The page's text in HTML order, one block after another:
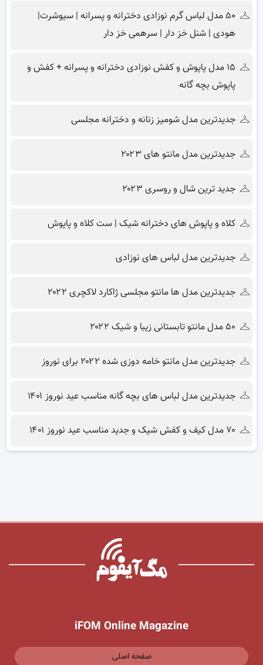
۵۰ مدل لباس گرم نوزادی دخترانه و پسرانه | سیوشرت|
هودی | شنل خز دار | سرهمی خز دار
۱۵ مدل پاپوش و کفش نوزادی دخترانه و پسرانه + کفش و
پاپوش بچه گانه
جدیدترین مدل شومیز زنانه و دخترانه مجلسی
جدیدترین مدل مانتو های ۲۰۲۳
جدید ترین شال و روسری ۲۰۲۳
کلاه و پاپوش های دخترانه شیک | ست کلاه و پاپوش
جدیدترین مدل لباس های نوزادی
جدیدترین مدل ها مانتو مجلسی ژاکارد لاکچری ۲۰۲۲
۵۰ مدل مانتو تابستانی زیبا و شیک ۲۰۲۲
جدیدترین مدل مانتو خامه دوزی شده ۲۰۲۲ برای نوروز
جدیدترین مدل لباس های بچه گانه مناسب عید نوروز ۱۴۰۱
۷۰ مدل کیف و کفش شیک و جدید مناسب عید نوروز ۱۴۰۱
iFOM Online Magazine
صفحه اصلی